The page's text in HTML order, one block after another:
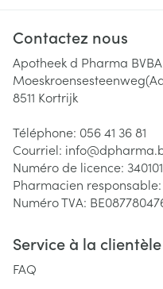
Contactez nous
Apotheek d Pharma BVBA
8511 Kortrijk
Téléphone: 056 41 36 81
Courriel: info@
Numéro de licence: 340101
Pharmacien responsable:
Numéro TVA:
Service à la clientèle
FAQ